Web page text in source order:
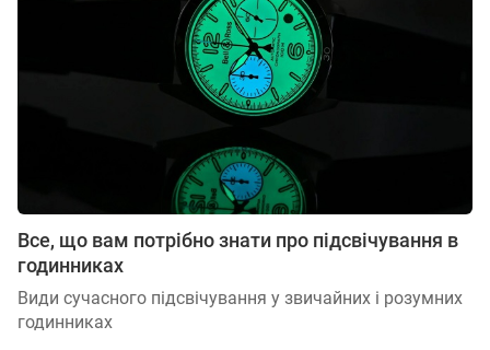
Все, що вам потрібно знати про підсвічування в
годинниках
Види сучасного підсвічування у звичайних і розумних
годинниках